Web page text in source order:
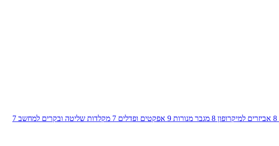
8 אביזרים למיקרופון 8 מגבר מנורות 9 אפקטים ופדלים 7 מקלדות שליטה ובקרים למחשב 7